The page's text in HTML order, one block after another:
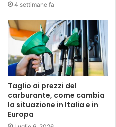
4 settimane fa
Taglio ai prezzi del
carburante, come cambia
la situazione in Italia e in
Europa